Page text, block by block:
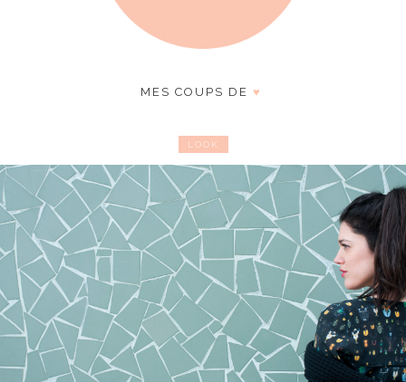
MES COUPS DE ♥
LOOK